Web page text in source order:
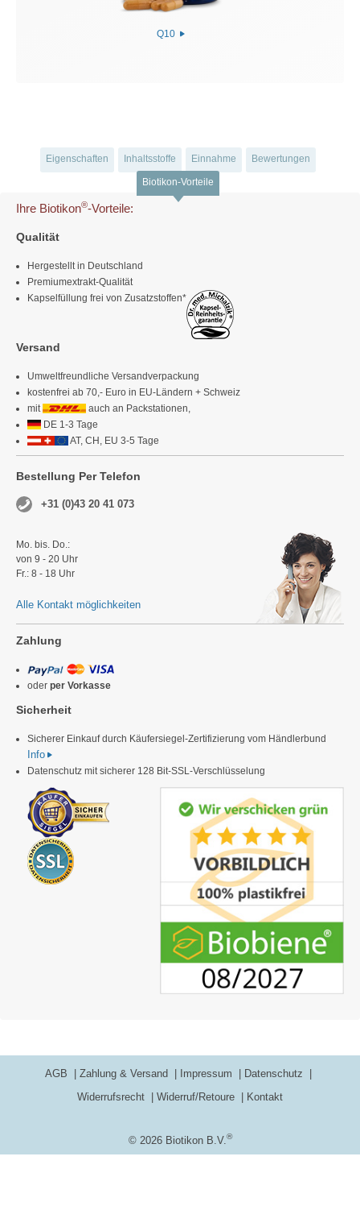
Q10
Eigenschaften Inhaltsstoffe Einnahme Bewertungen
Biotikon-Vorteile
Ihre Biotikon®-Vorteile:
Qualität
Hergestellt in Deutschland
Premiumextrakt-Qualität
Kapselfüllung frei von Zusatzstoffen*
Versand
Umweltfreundliche Versandverpackung
kostenfrei ab 70,- Euro in EU-Ländern + Schweiz
mit
auch an Packstationen,
DE 1-3 Tage
AT, CH, EU 3-5 Tage
Bestellung Per Telefon
+31 (0)43 20 41 073
Mo. bis. Do.:
von 9 - 20 Uhr
Fr.: 8 - 18 Uhr
Alle Kontakt möglichkeiten
Zahlung
oder per Vorkasse
Sicherheit
Sicherer Einkauf durch Käufersiegel-Zertifizierung vom Händlerbund
Info
Datenschutz mit sicherer 128 Bit-SSL-Verschlüsselung
© 2026 Biotikon B.V.®
AGB Zahlung & Versand Impressum
Datenschutz
Widerrufsrecht
Widerruf/Retoure Kontakt